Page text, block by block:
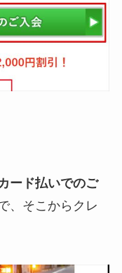
ード払いでのご
、そこからクレ